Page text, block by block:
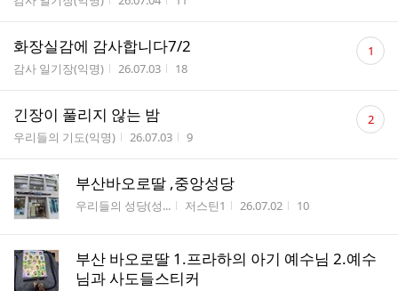
화장실감에 감사합니다7/2
게시판명
감사 일기장(익명) 작성시간
26.07.03 조회수
18
댓
글 1
긴장이 풀리지 않는 밤
게시판명
우리들의 기도(익명) 작성시간
26.07.03 조회수
9
댓
글 2
부산바오로딸 ,중앙성당
게시판명
우리들의 성당(성... 작성자
저스틴1 작성시간
26.07.02 조회수
10
부산 바오로딸 1.프라하의 아기 예수님 2.예수
님과 사도들스티커